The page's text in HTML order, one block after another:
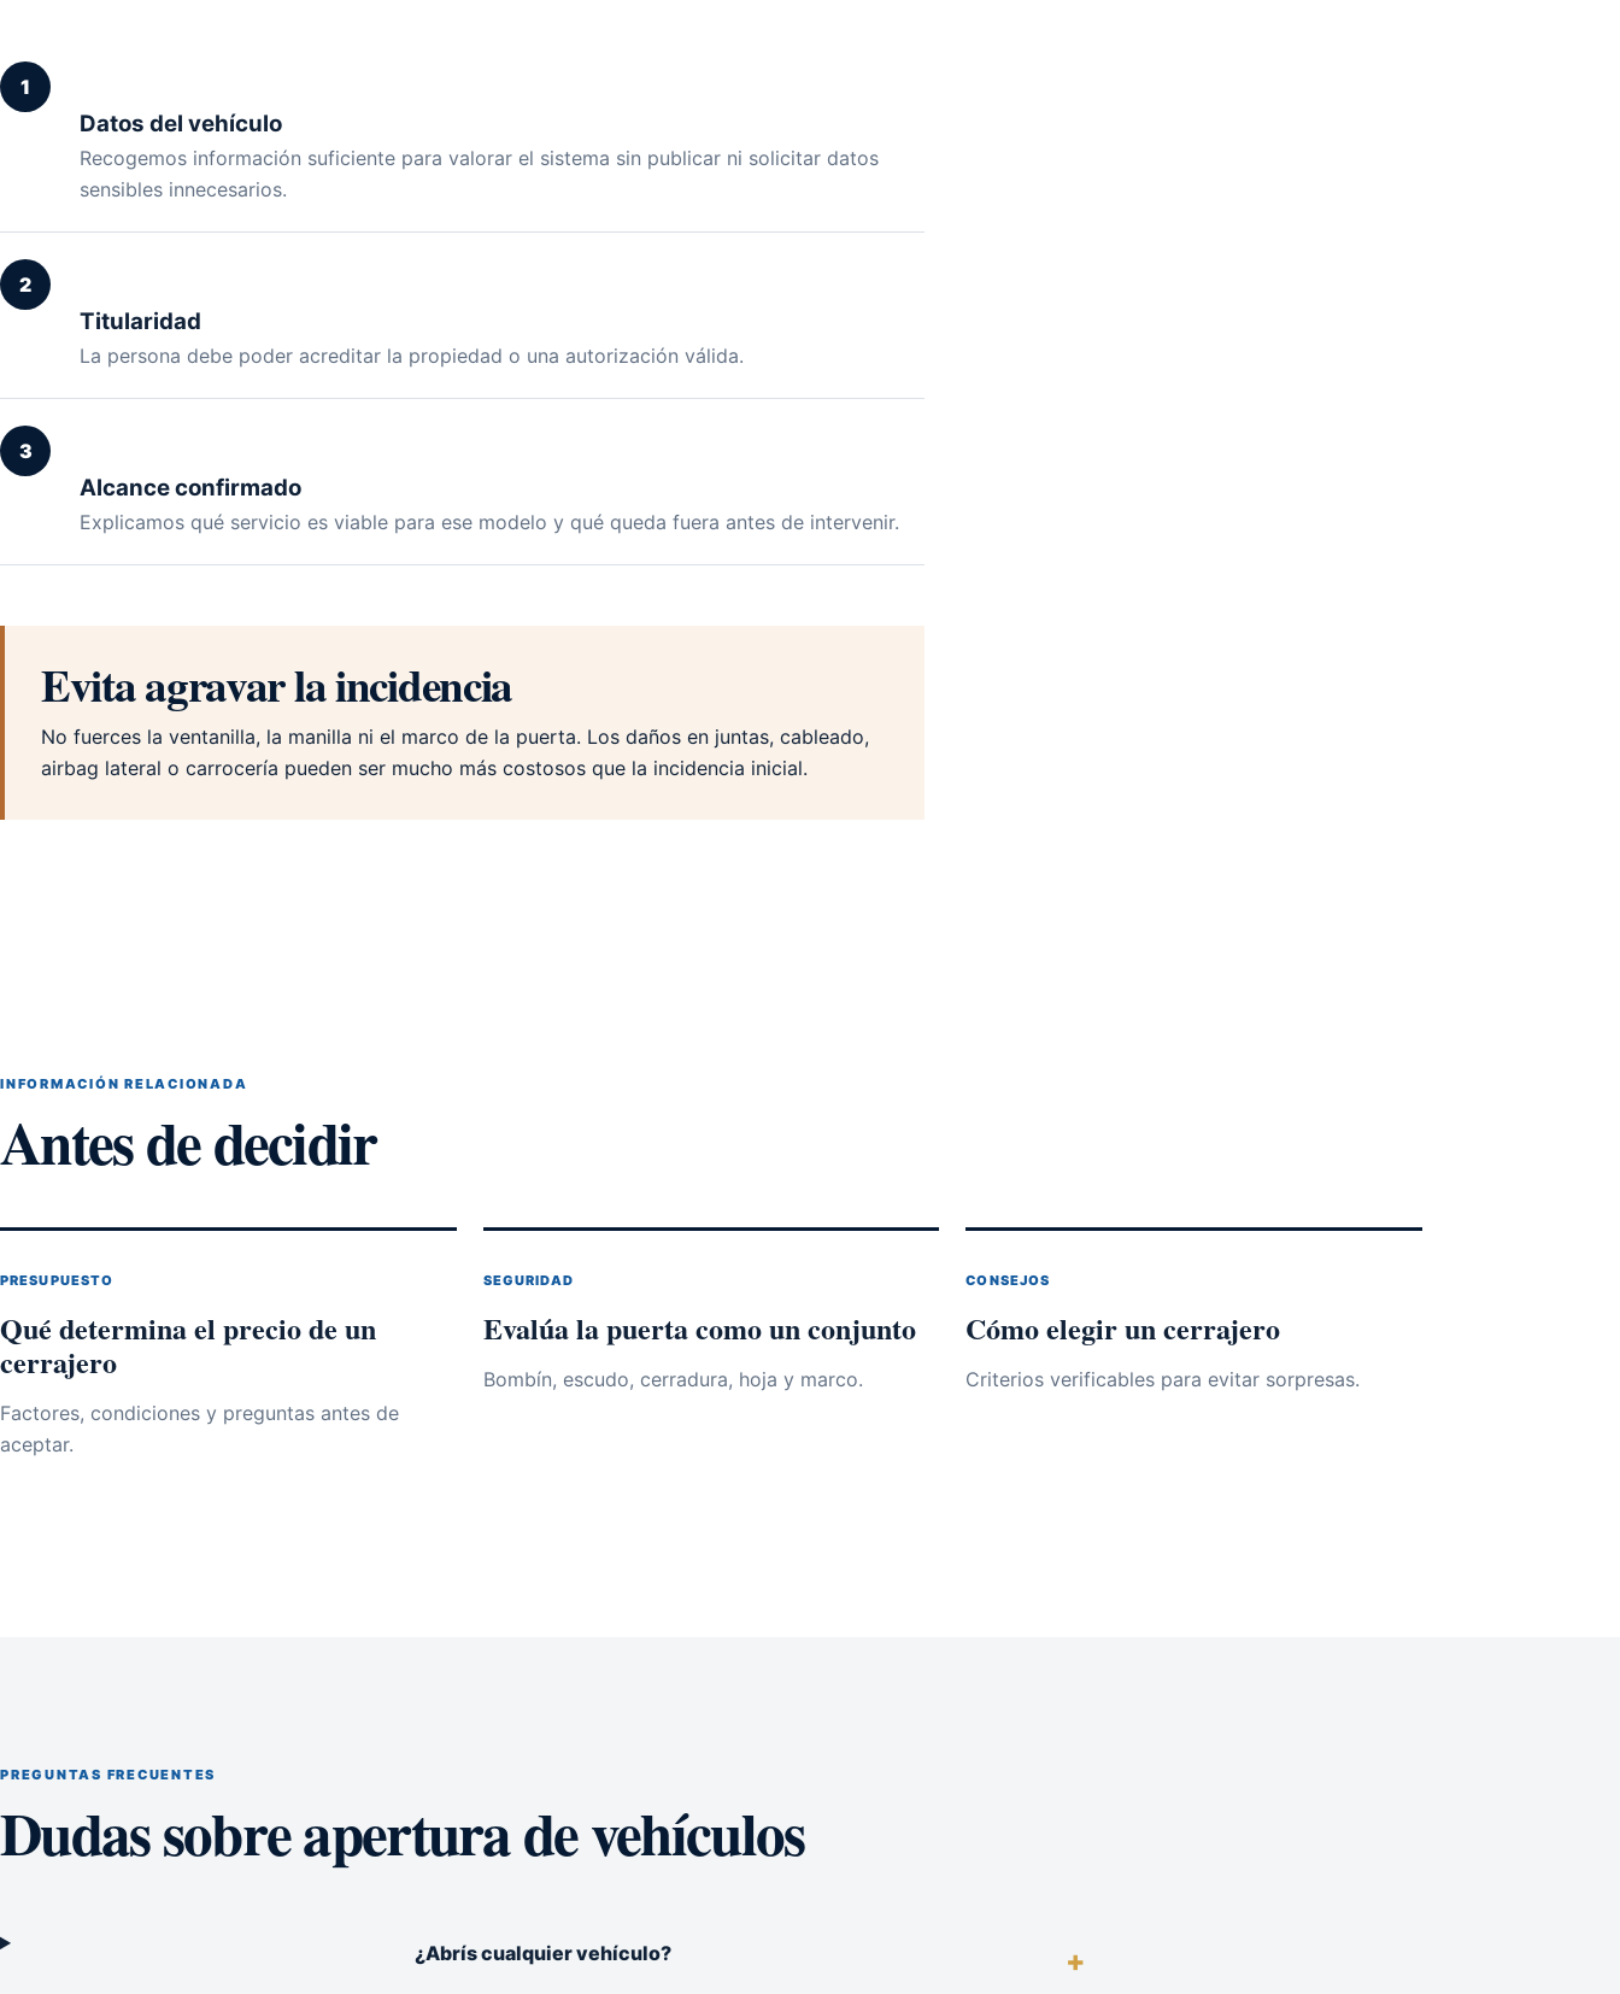
1
Datos del vehículo
Recogemos información suficiente para valorar el sistema sin publicar ni solicitar datos
sensibles innecesarios.
2
Titularidad
La persona debe poder acreditar la propiedad o una autorización válida.
3
Alcance confirmado
Explicamos qué servicio es viable para ese modelo y qué queda fuera antes de intervenir.
Evita agravar la incidencia
No fuerces la ventanilla, la manilla ni el marco de la puerta. Los daños en juntas, cableado,
airbag lateral o carrocería pueden ser mucho más costosos que la incidencia inicial.
INFORMACIÓN RELACIONADA
Antes de decidir
PRESUPUESTO
Qué determina el precio de un
cerrajero
Factores, condiciones y preguntas antes de
aceptar.
SEGURIDAD
Evalúa la puerta como un conjunto
Bombín, escudo, cerradura, hoja y marco.
CONSEJOS
Cómo elegir un cerrajero
Criterios verificables para evitar sorpresas.
PREGUNTAS FRECUENTES
Dudas sobre apertura de vehículos
¿Abrís cualquier vehículo?